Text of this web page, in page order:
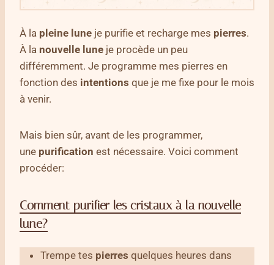
À la pleine lune je purifie et recharge mes pierres.
À la nouvelle lune je procède un peu
différemment. Je programme mes pierres en
fonction des intentions que je me fixe pour le mois
à venir.
Mais bien sûr, avant de les programmer,
une purification est nécessaire. Voici comment
procéder:
Comment purifier les cristaux à la nouvelle
lune?
Trempe tes pierres quelques heures dans